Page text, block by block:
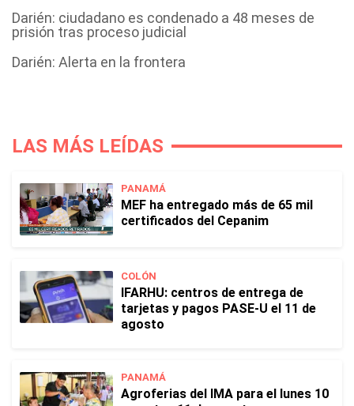
Darién: ciudadano es condenado a 48 meses de
prisión tras proceso judicial
Darién: Alerta en la frontera
LAS MÁS LEÍDAS
PANAMÁ
MEF ha entregado más de 65 mil
certificados del Cepanim
COLÓN
IFARHU: centros de entrega de
tarjetas y pagos PASE-U el 11 de
agosto
PANAMÁ
Agroferias del IMA para el lunes 10